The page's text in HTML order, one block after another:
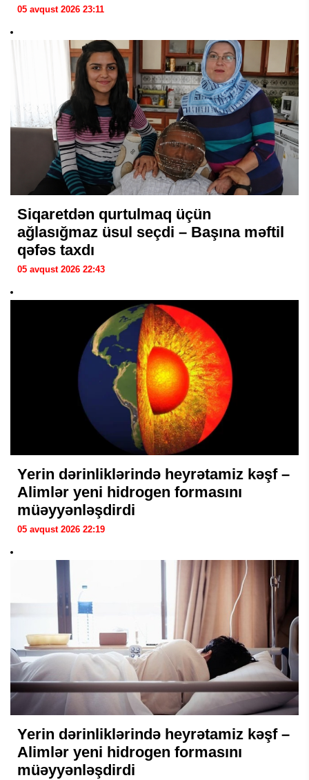
05 avqust 2026 23:11
Siqaretdən qurtulmaq üçün
ağlasığmaz üsul seçdi – Başına məftil
qəfəs taxdı
05 avqust 2026 22:43
Yerin dərinliklərində heyrətamiz kəşf –
Alimlər yeni hidrogen formasını
müəyyənləşdirdi
05 avqust 2026 22:19
Yerin dərinliklərində heyrətamiz kəşf –
Alimlər yeni hidrogen formasını
müəyyənləşdirdi